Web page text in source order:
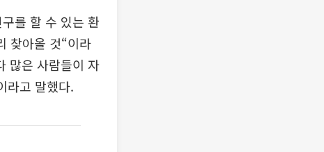
를 할 수 있는 환
찾아올 것“이라
많은 사람들이 자
라고 말했다.